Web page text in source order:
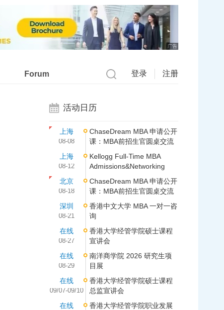
广告
Forum 登录 注册
活动日历
上海
08-08
ChaseDream MBA 申请公开
课：MBA前招生官圆桌交流
上海
08-12
Kellogg Full-Time MBA
Admissions&Networking
北京
08-18
ChaseDream MBA 申请公开
课：MBA前招生官圆桌交流
深圳
08-21
香港中文大学 MBA 一对一咨
询
在线
08-27
香港大学经管学院硕士课程
宣讲会
在线
08-29
南洋商学院 2026 研究生项
目展
在线
09/07-09/10
香港大学经管学院硕士课程
总监宣讲会
在线
香港大学经管学院职业发展